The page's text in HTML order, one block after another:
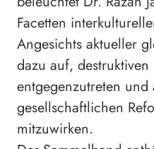
Facetten
Angesichts aktueller
dazu auf,
entgegenzutreten und
gesellschaftlichen
mitzuwirken.